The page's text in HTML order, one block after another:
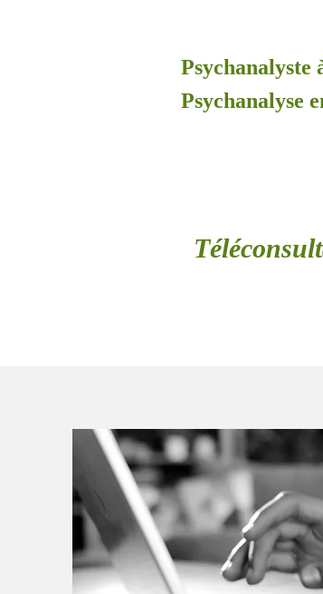
Psychanalyste
Psychanalyse